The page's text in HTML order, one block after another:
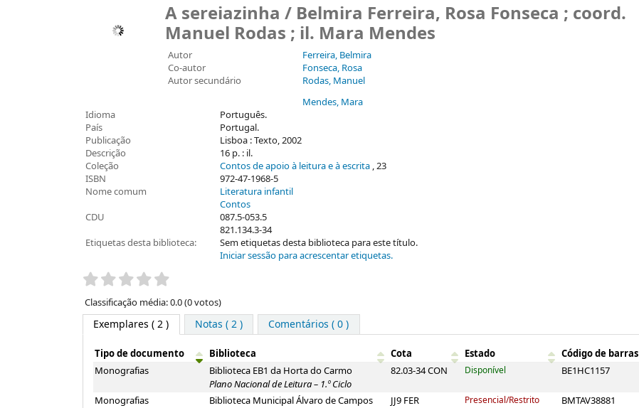
A sereiazinha / Belmira Ferreira, Rosa Fonseca ; coord.
Manuel Rodas ; il. Mara Mendes
Autor
Ferreira, Belmira
Co-autor
Fonseca, Rosa
Autor secundário
Rodas, Manuel
Mendes, Mara
Idioma
Português.
País
Portugal.
Publicação
Lisboa : Texto, 2002
Descrição
16 p. : il.
Coleção
Contos de apoio à leitura e à escrita, 23
ISBN
972-47-1968-5
Nome comum
Literatura infantil
Contos
CDU
087.5-053.5
821.134.3-34
Etiquetas desta biblioteca:
Sem etiquetas desta biblioteca para este título.
Iniciar sessão para acrescentar etiquetas.
Pontuação
Classificação média: 0.0 (0 votos)
Exemplares ( 2 ) Notas ( 2 ) Comentários ( 0 )
Exemplares
Tipo de documento Biblioteca Cota Estado
Código de barras
Monografias
Biblioteca EB1 da Horta do Carmo
Plano Nacional de Leitura – 1.º Ciclo
82.03-34 CON Disponível BE1HC1157
Monografias Biblioteca Municipal Álvaro de Campos JJ9 FER Presencial/Restrito BMTAV38881